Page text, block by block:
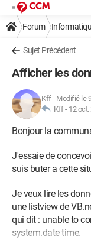
Forum
Sujet Précédent
Afficher les
Kff- Modifié le
Kff - 12 oct.
Bonjour la
J'essaie de
suis buter a cette
Je veux lire les
une listview de
qui dit : unable to
system.date time.